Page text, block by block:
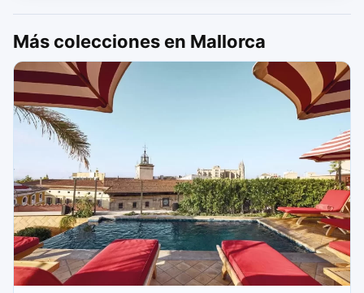
Más colecciones en Mallorca